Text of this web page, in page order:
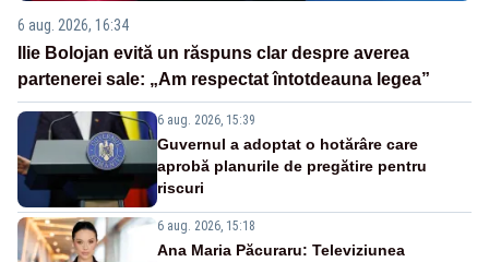
6 aug. 2026, 16:34
Ilie Bolojan evită un răspuns clar despre averea
partenerei sale: „Am respectat întotdeauna legea”
6 aug. 2026, 15:39
Guvernul a adoptat o hotărâre care
aprobă planurile de pregătire pentru
riscuri
6 aug. 2026, 15:18
Ana Maria Păcuraru: Televiziunea